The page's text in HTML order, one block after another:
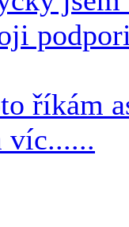
říkám
víc......